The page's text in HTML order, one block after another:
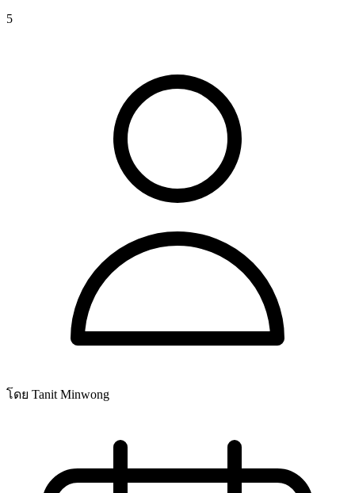
5
โดย Tanit Minwong